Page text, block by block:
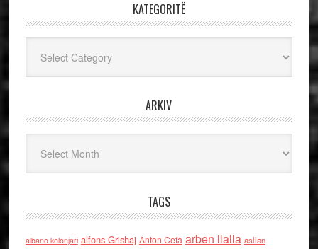
KATEGORITË
ARKIV
TAGS
albano kolonjari alfons Grishaj Anton Cefa arben llalla asllan